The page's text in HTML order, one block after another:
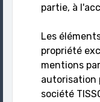
partie, à
Les
propriété
mentions
autorisation
société